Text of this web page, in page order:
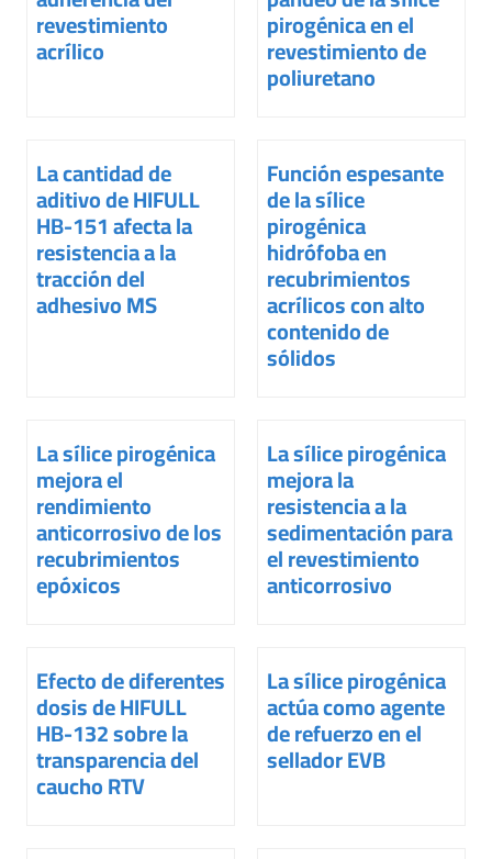
revestimiento
acrílico
pirogénica en el
revestimiento de
poliuretano
La cantidad de
aditivo de HIFULL
HB-151 afecta la
resistencia a la
tracción del
adhesivo MS
Función espesante
de la sílice
pirogénica
hidrófoba en
recubrimientos
acrílicos con alto
contenido de
sólidos
La sílice pirogénica
mejora el
rendimiento
anticorrosivo de los
recubrimientos
epóxicos
La sílice pirogénica
mejora la
resistencia a la
sedimentación para
el revestimiento
anticorrosivo
Efecto de diferentes
dosis de HIFULL
HB-132 sobre la
transparencia del
caucho RTV
La sílice pirogénica
actúa como agente
de refuerzo en el
sellador EVB